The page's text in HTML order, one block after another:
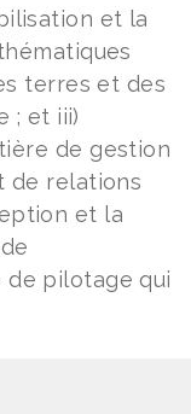
et la
terres et des
; et iii)
de gestion
de relations
et la
de pilotage qui